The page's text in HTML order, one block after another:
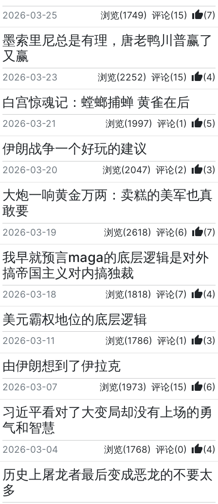
2026-03-25 浏览(1749) 评论(15) thumb_up(7)
墨索里尼总是有理，唐老鸭川普赢了
又赢
2026-03-23 浏览(2252) 评论(15) thumb_up(4)
白宫惊魂记：螳螂捕蝉 黄雀在后
2026-03-21 浏览(1997) 评论(1) thumb_up(5)
伊朗战争一个好玩的建议
2026-03-20 浏览(2047) 评论(2) thumb_up(3)
大炮一响黄金万两：卖糕的美军也真
敢要
2026-03-19 浏览(2618) 评论(6) thumb_up(7)
我早就预言maga的底层逻辑是对外
搞帝国主义对内搞独裁
2026-03-18 浏览(1818) 评论(7) thumb_up(4)
美元霸权地位的底层逻辑
2026-03-11 浏览(1786) 评论(1) thumb_up(3)
由伊朗想到了伊拉克
2026-03-07 浏览(1973) 评论(15) thumb_up(6)
习近平看对了大变局却没有上场的勇
气和智慧
2026-03-04 浏览(1768) 评论(0) thumb_up(4)
历史上屠龙者最后变成恶龙的不要太
多